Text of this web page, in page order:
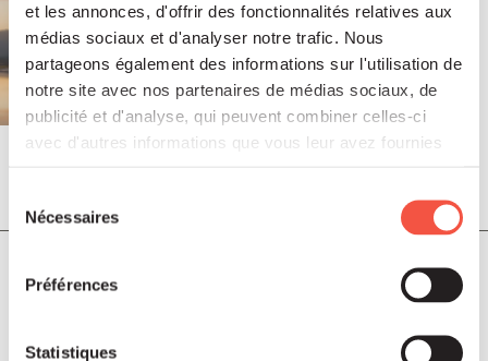
et les annonces, d'offrir des fonctionnalités relatives aux
médias sociaux et d'analyser notre trafic. Nous
partageons également des informations sur l'utilisation de
notre site avec nos partenaires de médias sociaux, de
publicité et d'analyse, qui peuvent combiner celles-ci
avec d'autres informations que vous leur avez fournies
Nécessaires
Préférences
Statistiques
COMMUNIQUÉS DE PRESSE
Soutenu par Siparex ETI, Winncare
annonce l’acquisition de Montcalm